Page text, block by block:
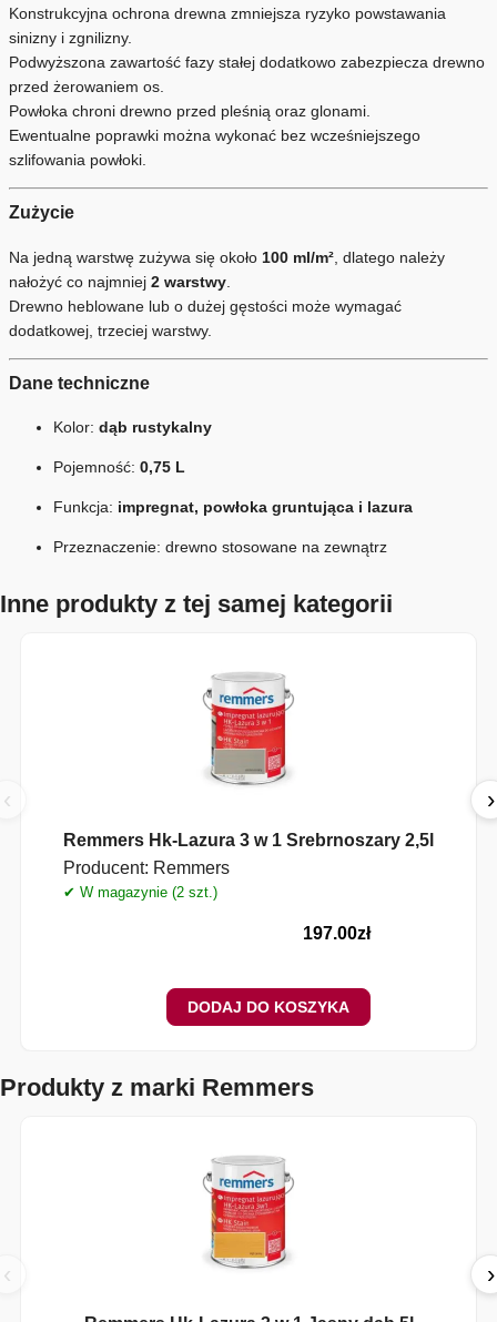
Konstrukcyjna ochrona drewna zmniejsza ryzyko powstawania
sinizny i zgnilizny.
Podwyższona zawartość fazy stałej dodatkowo zabezpiecza drewno
przed żerowaniem os.
Powłoka chroni drewno przed pleśnią oraz glonami.
Ewentualne poprawki można wykonać bez wcześniejszego
szlifowania powłoki.
Zużycie
Na jedną warstwę zużywa się około 100 ml/m² , dlatego należy
nałożyć co najmniej 2 warstwy
Drewno heblowane lub o dużej gęstości może wymagać
dodatkowej, trzeciej warstwy.
Dane techniczne
Kolor: dąb rustykalny
Pojemność: 0,75 L
Funkcja: impregnat, powłoka gruntująca i lazura
Przeznaczenie: drewno stosowane na zewnątrz
Inne produkty z tej samej kategorii
‹
Remmers Hk-Lazura 3 w 1 Srebrnoszary 2,5l
Producent: Remmers
✔ W magazynie (2 szt.)
197.00zł
DODAJ DO KOSZYKA
›
Produkty z marki Remmers
‹ ›